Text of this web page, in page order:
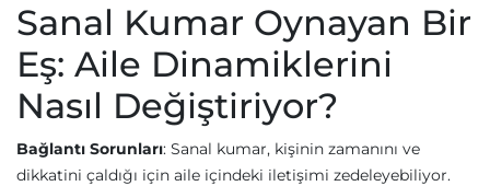
Sanal Kumar Oynayan Bir
Eş: Aile Dinamiklerini
Nasıl Değiştiriyor?
Bağlantı Sorunları: Sanal kumar, kişinin zamanını ve
dikkatini çaldığı için aile içindeki iletişimi zedeleyebiliyor.